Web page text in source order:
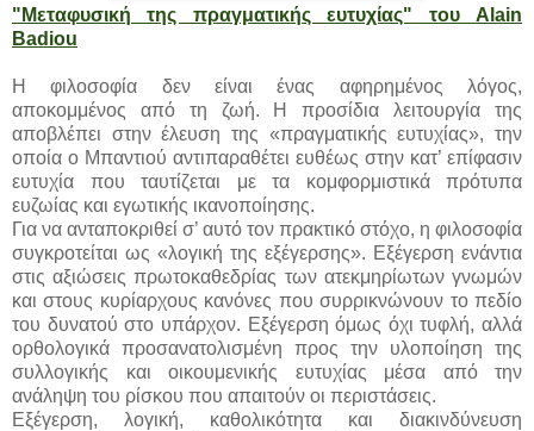
"Μεταφυσική της πραγματικής ευτυχίας" του Alain
Badiou
Η φιλοσοφία δεν είναι ένας αφηρημένος λόγος,
αποκομμένος από τη ζωή. Η προσίδια λειτουργία της
αποβλέπει στην έλευση της «πραγματικής ευτυχίας», την
οποία ο Μπαντιού αντιπαραθέτει ευθέως στην κατ’ επίφασιν
ευτυχία που ταυτίζεται με τα κομφορμιστικά πρότυπα
ευζωίας και εγωτικής ικανοποίησης.
Για να ανταποκριθεί σ’ αυτό τον πρακτικό στόχο, η φιλοσοφία
συγκροτείται ως «λογική της εξέγερσης». Εξέγερση ενάντια
στις αξιώσεις πρωτοκαθεδρίας των ατεκμηρίωτων γνωμών
και στους κυρίαρχους κανόνες που συρρικνώνουν το πεδίο
του δυνατού στο υπάρχον. Εξέγερση όμως όχι τυφλή, αλλά
ορθολογικά προσανατολισμένη προς την υλοποίηση της
συλλογικής και οικουμενικής ευτυχίας μέσα από την
ανάληψη του ρίσκου που απαιτούν οι περιστάσεις.
Εξέγερση, λογική, καθολικότητα και διακινδύνευση